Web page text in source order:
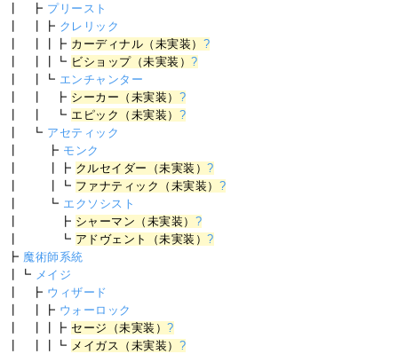
┃ ┣ プリースト
┃ ┃┣ クレリック
┃ ┃┃┣ カーディナル（未実装） ?
┃ ┃┃┗ ビショップ（未実装）?
┃ ┃┗ エンチャンター
┃ ┃ ┣ シーカー（未実装） ?
┃ ┃ ┗ エピック（未実装） ?
┃ ┗ アセティック
┃ ┣ モンク
┃ ┃┣ クルセイダー（未実装）?
┃ ┃┗ ファナティック（未実装） ?
┃ ┗ エクソシスト
┃ ┣ シャーマン（未実装） ?
┃ ┗ アドヴェント（未実装）?
┣ 魔術師系統
┃┗ メイジ
┃ ┣ ウィザード
┃ ┃┣ ウォーロック
┃ ┃┃┣ セージ（未実装）?
┃ ┃┃┗ メイガス（未実装） ?